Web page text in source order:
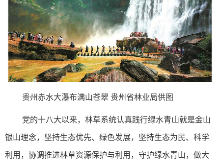
贵州赤水大瀑布满山苍翠 贵州省林业局供图
党的十八大以来，林草系统认真践行绿水青山就是金山
银山理念，坚持生态优先、绿色发展，坚持生态为民、科学
利用，协调推进林草资源保护与利用，守护绿水青山，做大